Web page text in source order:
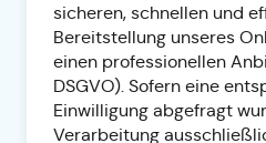
sicheren, schnellen und
Bereitstellung unseres
einen professionellen
DSGVO). Sofern eine
Einwilligung abgefragt
Verarbeitung